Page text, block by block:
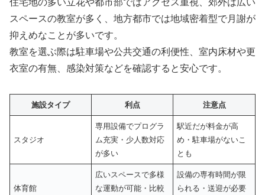
スペースの教室が多く、地方都市では地域密着型で月謝が
抑えめなことが多いです。
教室を選ぶ際は駐車場や公共交通の利便性、室内床材や更
衣室の有無、感染対策などを確認すると安心です。
施設タイプ 利点 注意点
スタジオ
専用設備でプログラ
ム充実・少人数対応
が多い
駅近だが料金が高
め・駐車場がないこ
とも
体育館
広いスペースで多様
な運動が可能・比較
設備の専有時間が限
られる・送迎が必要